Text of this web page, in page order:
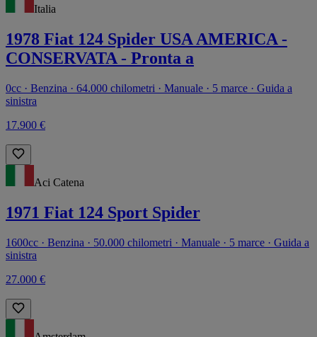
Italia
1978 Fiat 124 Spider USA AMERICA -
CONSERVATA - Pronta a
0cc · Benzina · 64.000 chilometri · Manuale · 5 marce · Guida a
sinistra
17.900 €
Aci Catena
1971 Fiat 124 Sport Spider
1600cc · Benzina · 50.000 chilometri · Manuale · 5 marce · Guida a
sinistra
27.000 €